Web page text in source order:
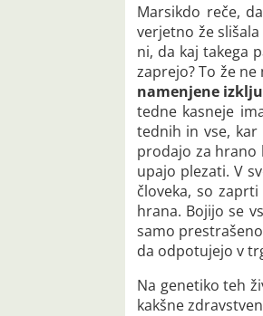
Marsikdo reče,
verjetno že
ni, da kaj takega
zaprejo? To že
namenjene
tedne kasneje
tednih in vse,
prodajo za hrano
upajo plezati. V
človeka, so
hrana. Bojijo se
samo
da odpotujejo v
Na genetiko teh
kakšne